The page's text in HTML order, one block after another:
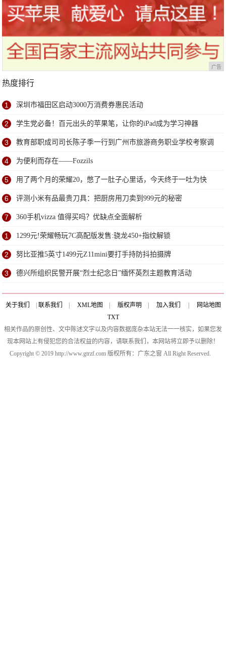
广告
热度排行
1 深圳市福田区启动3000万消费券惠民活动
2 学生党必备！百元出头的苹果笔，让你的iPad成为学习神器
3 教育部职成司司长陈子季一行到广州市旅游商务职业学校考察调
研
4 为便利而存在——Fozzils
5 用了两个月的荣耀20，憋了一肚子心里话，今天终于一吐为快
6 评测小米有品最贵刀具：把厨房用刀卖到999元的秘密
7 360手机vizza 值得买吗？优缺点全面解析
1 1299元!荣耀畅玩7C高配版发售:骁龙450+指纹解锁
2 努比亚推5英寸1499元Z11mini要打手持防抖拍摄牌
3 德兴所组织民警开展“烈士纪念日”缅怀英烈主题教育活动
关于我们 | 联系我们 | XML地图 | 版权声明 | 加入我们 |
网站地图
TXT
相关作品的原创性、文中陈述文字以及内容数据庞杂本站无法一一核实，如果您发
现本网站上有侵犯您的合法权益的内容，请联系我们，本网站将立即予以删除！
Copyright © 2019 http://www.gtrzf.com 版权所有：广东之窗 All Right Reserved.